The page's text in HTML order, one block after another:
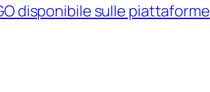
disponibile sulle piattaforme